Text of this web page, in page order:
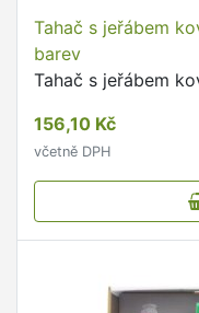
Tahač s jeřábem
barev
Tahač s jeřábem
156,10 Kč
včetně DPH